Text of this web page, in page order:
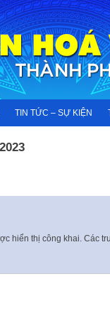
TIN TỨC – SỰ KIỆN
hiển thị công khai. Các